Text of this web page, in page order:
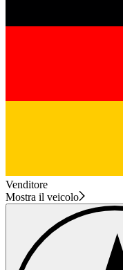
Venditore
Mostra il veicolo